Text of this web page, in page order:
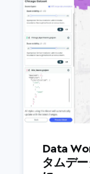
Data
タムデ